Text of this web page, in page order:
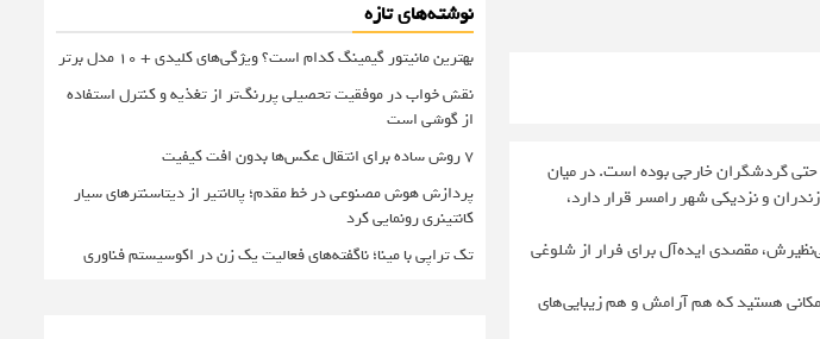
حتی گردشگران خارجی بوده است. در میان
و نزدیکی شهر رامسر قرار دارد،
مقصدی ایده‌آل برای فرار از شلوغی
مکانی هستید که هم آرامش و هم زیبایی‌های
نوشته‌های تازه
بهترین مانیتور گیمینگ کدام است؟ ویژگی‌های کلیدی + 10 مدل برتر
نقش خواب در موفقیت تحصیلی پررنگ‌تر از تغذیه و کنترل استفاده
از گوشی است
۷ روش ساده برای انتقال عکس‌ها بدون افت کیفیت
پردازش هوش مصنوعی در خط مقدم؛ پالانتیر از دیتاسنترهای سیار
کانتینری رونمایی کرد
تک تراپی با مینا؛ ناگفته‌های فعالیت یک زن در اکوسیستم فناوری